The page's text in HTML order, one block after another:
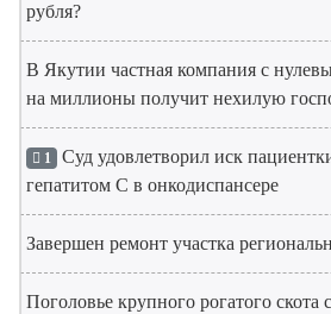
рубля?
В Якутии частная компания с
на миллионы получит нехилую
1 Суд удовлетворил иск
гепатитом С в онкодиспансере
Завершен ремонт участка
Поголовье крупного рогатого скота